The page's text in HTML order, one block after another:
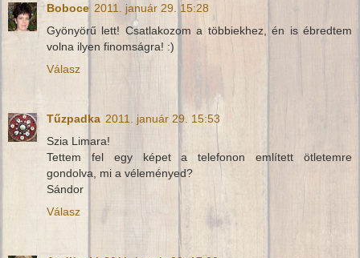
Boboce 2011. január 29. 15:28
Gyönyörű lett! Csatlakozom a többiekhez, én is ébredtem
volna ilyen finomságra! :)
Válasz
Tűzpadka 2011. január 29. 15:53
Szia Limara!
Tettem fel egy képet a telefonon említett ötletemre
gondolva, mi a véleményed?
Sándor
Válasz